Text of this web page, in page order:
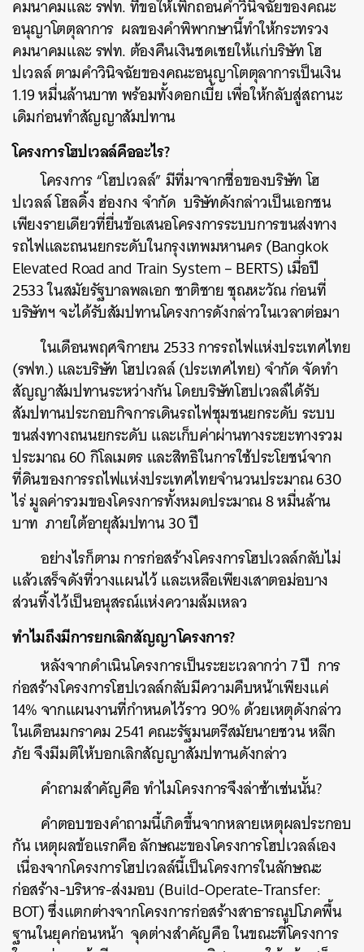
คมนาคมและ รฟท. ที่ขอให้เพิกถอนคำวินิจฉัยของคณะ
อนุญาโตตุลาการ ผลของคำพิพากษานี้ทำให้กระทรวง
คมนาคมและ รฟท. ต้องคืนเงินชดเชยให้แก่บริษัท โฮ
ปเวลล์ ตามคำวินิจฉัยของคณะอนุญาโตตุลาการเป็นเงิน
1.19 หมื่นล้านบาท พร้อมทั้งดอกเบี้ย เพื่อให้กลับสู่สถานะ
เดิมก่อนทำสัญญาสัมปทาน
โครงการโฮปเวลล์คืออะไร?
โครงการ “โฮปเวลล์” มีที่มาจากชื่อของบริษัท โฮ
ปเวลล์ โฮลดิ้ง ฮ่องกง จำกัด บริษัทดังกล่าวเป็นเอกชน
เพียงรายเดียวที่ยื่นข้อเสนอโครงการระบบการขนส่งทาง
รถไฟและถนนยกระดับในกรุงเทพมหานคร (Bangkok
Elevated Road and Train System – BERTS) เมื่อปี
2533 ในสมัยรัฐบาลพลเอก ชาติชาย ชุณหะวัณ ก่อนที่
บริษัทฯ จะได้รับสัมปทานโครงการดังกล่าวในเวลาต่อมา
ในเดือนพฤศจิกายน 2533 การรถไฟแห่งประเทศไทย
(รฟท.) และบริษัท โฮปเวลล์ (ประเทศไทย) จำกัด จัดทำ
สัญญาสัมปทานระหว่างกัน โดยบริษัทโฮปเวลล์ได้รับ
สัมปทานประกอบกิจการเดินรถไฟชุมชนยกระดับ ระบบ
ขนส่งทางถนนยกระดับ และเก็บค่าผ่านทางระยะทางรวม
ประมาณ 60 กิโลเมตร และสิทธิในการใช้ประโยชน์จาก
ที่ดินของการรถไฟแห่งประเทศไทยจำนวนประมาณ 630
ไร่ มูลค่ารวมของโครงการทั้งหมดประมาณ 8 หมื่นล้าน
บาท ภายใต้อายุสัมปทาน 30 ปี
อย่างไรก็ตาม การก่อสร้างโครงการโฮปเวลล์กลับไม่
แล้วเสร็จดังที่วางแผนไว้ และเหลือเพียงเสาตอม่อบาง
ส่วนทิ้งไว้เป็นอนุสรณ์แห่งความล้มเหลว
ทำไมถึงมีการยกเลิกสัญญาโครงการ?
หลังจากดำเนินโครงการเป็นระยะเวลากว่า 7 ปี การ
ก่อสร้างโครงการโฮปเวลล์กลับมีความคืบหน้าเพียงแค่
14% จากแผนงานที่กำหนดไว้ราว 90% ด้วยเหตุดังกล่าว
ในเดือนมกราคม 2541 คณะรัฐมนตรีสมัยนายชวน หลีก
ภัย จึงมีมติให้บอกเลิกสัญญาสัมปทานดังกล่าว
คำถามสำคัญคือ ทำไมโครงการจึงล่าช้าเช่นนั้น?
คำตอบของคำถามนี้เกิดขึ้นจากหลายเหตุผลประกอบ
กัน เหตุผลข้อแรกคือ ลักษณะของโครงการโฮปเวลล์เอง
เนื่องจากโครงการโฮปเวลล์นี้เป็นโครงการในลักษณะ
ก่อสร้าง-บริหาร-ส่งมอบ (Build-Operate-Transfer:
BOT) ซึ่งแตกต่างจากโครงการก่อสร้างสาธารณูปโภคพื้น
ฐานในยุคก่อนหน้า จุดต่างสำคัญคือ ในขณะที่โครงการ